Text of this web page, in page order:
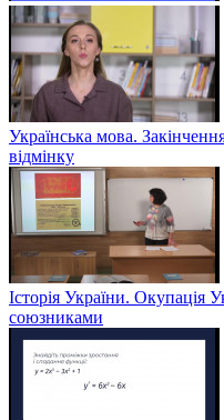
Українська мова.
відмінку
Історія України. Окупація
союзниками